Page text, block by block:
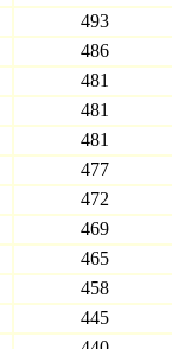
493
486
481
481
481
477
472
469
465
458
445